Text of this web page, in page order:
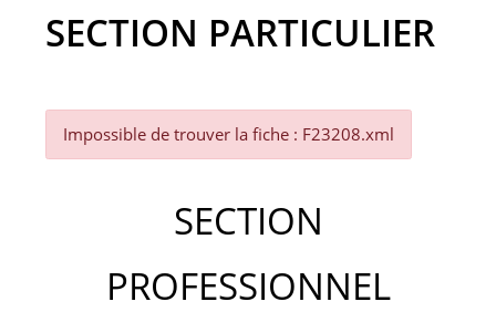
SECTION PARTICULIER
Impossible de trouver la fiche : F23208.xml
SECTION
PROFESSIONNEL